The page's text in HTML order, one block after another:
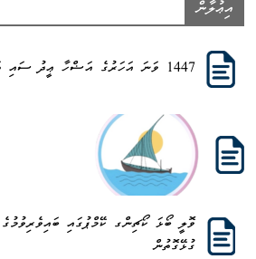
އިޢުލާން
1447 ވަނަ އަހަރުގެ އަޟްހާ ޢީދު ސައި ތައްޔާރުކުރުމާއި ގުޅޭ
ވޮލީ ބޯޅަ ކޯޗިންގ ކޭމްޕުގައި
ގުޅޭގޮތުން